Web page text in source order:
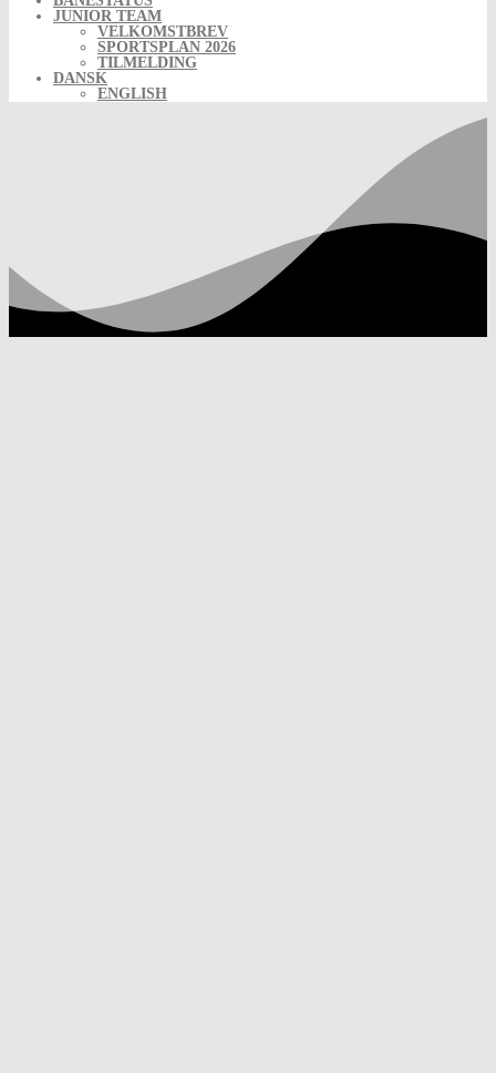
JUNIOR TEAM
VELKOMSTBREV
SPORTSPLAN 2026
TILMELDING
DANSK
ENGLISH